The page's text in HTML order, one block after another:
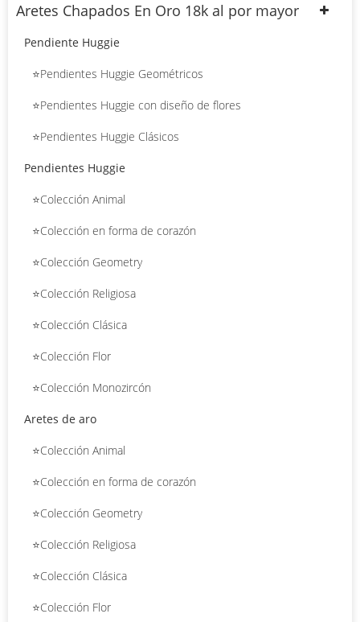
Aretes Chapados En Oro 18k al por mayor
Pendiente Huggie
⭐Pendientes Huggie Geométricos
⭐Pendientes Huggie con diseño de flores
⭐Pendientes Huggie Clásicos
Pendientes Huggie
⭐Colección Animal
⭐Colección en forma de corazón
⭐Colección Geometry
⭐Colección Religiosa
⭐Colección Clásica
⭐Colección Flor
⭐Colección Monozircón
Aretes de aro
⭐Colección Animal
⭐Colección en forma de corazón
⭐Colección Geometry
⭐Colección Religiosa
⭐Colección Clásica
⭐Colección Flor